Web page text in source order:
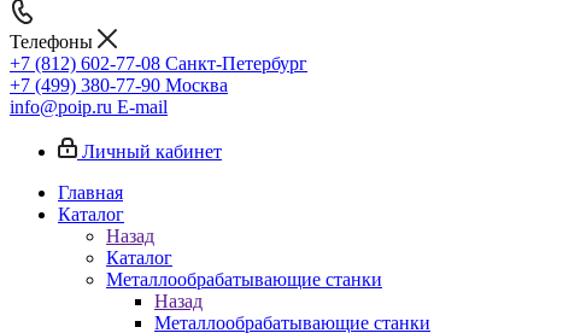
Телефоны
+7 (812) 602-77-08 Санкт-Петербург
+7 (499) 380-77-90 Москва
info@poip.ru E-mail
Личный кабинет
Главная
Каталог
Назад
Каталог
Металлообрабатывающие станки
Назад
Металлообрабатывающие станки